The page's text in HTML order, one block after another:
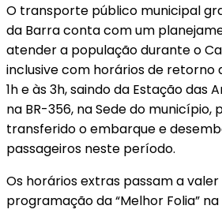
O transporte público municipal
da Barra conta com um
atender a população durante o
inclusive com horários de retorno
1h e às 3h, saindo da Estação das
na BR-356, na Sede do município,
transferido o embarque e
passageiros neste período.
Os horários extras passam a
programação da “Melhor Folia”